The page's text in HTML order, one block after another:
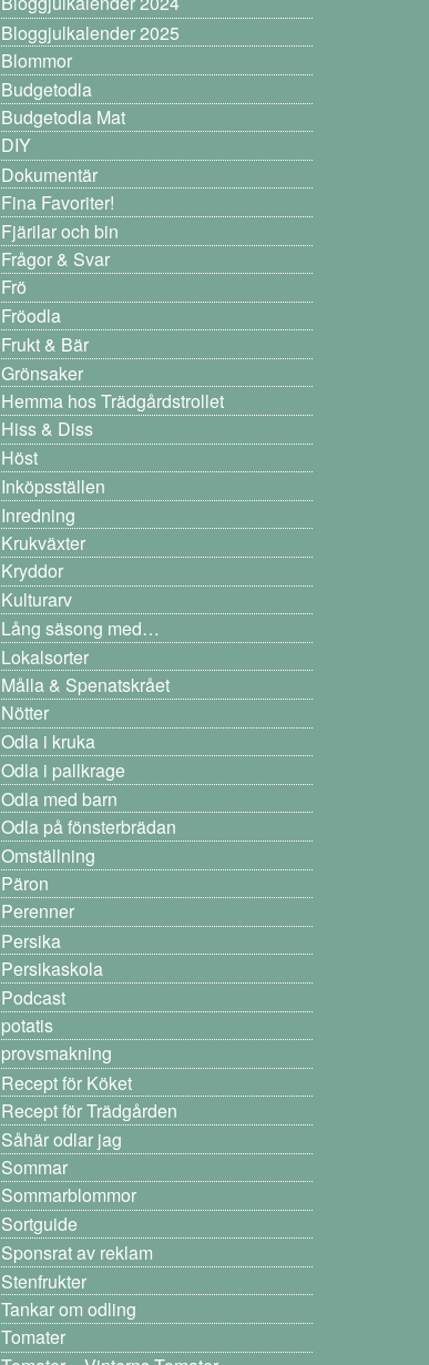
Bloggjulkalender 2025
Blommor
Budgetodla
Budgetodla Mat
DIY
Dokumentär
Fina Favoriter!
Fjärilar och bin
Frågor & Svar
Frö
Fröodla
Frukt & Bär
Grönsaker
Hemma hos Trädgårdstrollet
Hiss & Diss
Höst
Inköpsställen
Inredning
Krukväxter
Kryddor
Kulturarv
Lång säsong med…
Lokalsorter
Målla & Spenatskrået
Nötter
Odla i kruka
Odla i pallkrage
Odla med barn
Odla på fönsterbrädan
Omställning
Päron
Perenner
Persika
Persikaskola
Podcast
potatis
provsmakning
Recept för Köket
Recept för Trädgården
Såhär odlar jag
Sommar
Sommarblommor
Sortguide
Sponsrat av reklam
Stenfrukter
Tankar om odling
Tomater